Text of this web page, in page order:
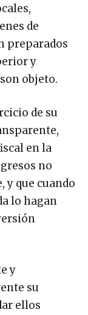
de
preparados
y
objeto.
de su
en la
no
y que cuando
lo hagan
y
su
ellos